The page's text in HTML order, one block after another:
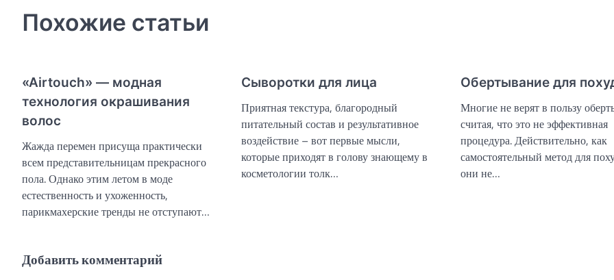
записям
Похожие статьи
«Airtouch» — модная
технология окрашивания
волос
Жажда перемен присуща практически
всем представительницам прекрасного
пола. Однако этим летом в моде
естественность и ухоженность,
парикмахерские тренды не отступают…
Сыворотки для лица
Приятная текстура, благородный
питательный состав и результативное
воздействие – вот первые мысли,
которые приходят в голову знающему в
косметологии толк…
Обертывание для
Многие не верят в пользу
считая, что это не эффективная
процедура. Действительно, как
самостоятельный метод для
они не…
Добавить комментарий